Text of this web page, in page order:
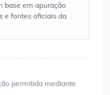
base em apuração
e fontes oficiais da
permitida mediante